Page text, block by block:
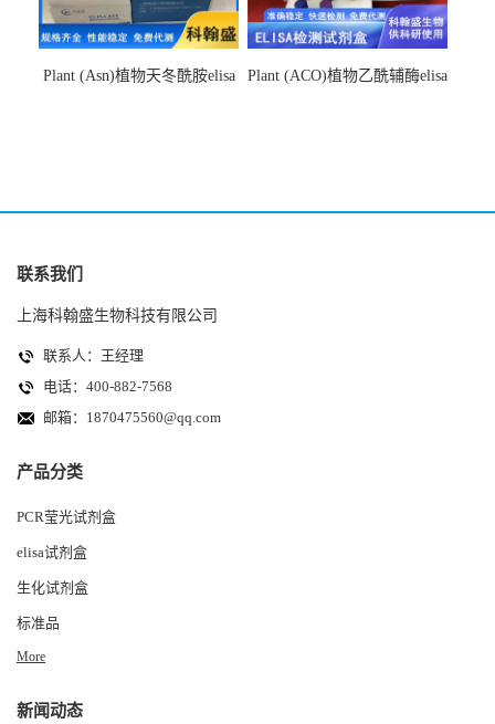
Plant (Asn)植物天冬酰胺elisa
Plant (ACO)植物乙酰辅酶elisa
联系我们
上海科翰盛生物科技有限公司
联系人：王经理
电话：400-882-7568
邮箱： 1870475560@qq.com
产品分类
PCR莹光试剂盒
elisa试剂盒
生化试剂盒
标准品
More
新闻动态